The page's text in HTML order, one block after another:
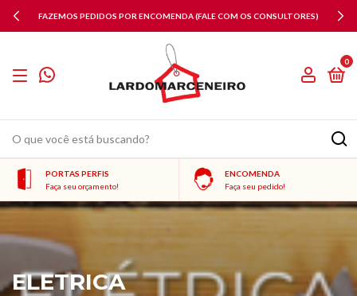
PAGAMENTOS VIA PIX 10% OFF
0
PORTAS PERFIS
Faça seu orçamento!
ENCOMENDA
Faça seu pedido!
ELETRICA